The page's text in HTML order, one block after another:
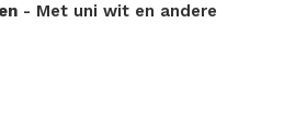
- Met uni wit en andere